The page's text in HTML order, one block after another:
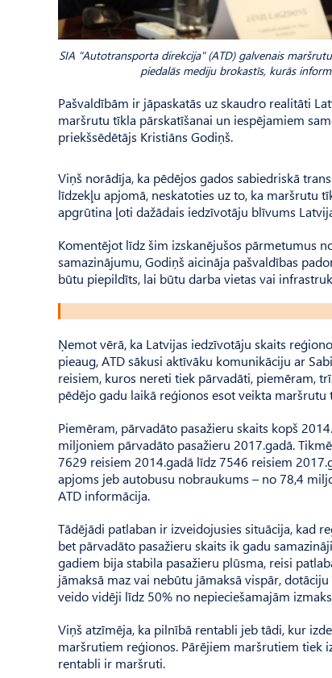
SIA "Autotransporta direkcija" (ATD) galvenais
piedalās mediju brokastīs, kurās
Pašvaldībām ir jāpaskatās uz skaudro realitāti
maršrutu tīkla pārskatīšanai un iespējamiem
priekšsēdētājs Kristiāns Godiņš.
Viņš norādīja, ka pēdējos gados sabiedriskā
līdzekļu apjomā, neskatoties uz to, ka maršrutu
apgrūtina ļoti dažādais iedzīvotāju blīvums
Komentējot līdz šim izskanējušos pārmetumus
samazinājumu, Godiņš aicināja pašvaldības
būtu piepildīts, lai būtu darba vietas vai
Ņemot vērā, ka Latvijas iedzīvotāju skaits
pieaug, ATD sākusi aktīvāku komunikāciju ar
reisiem, kuros nereti tiek pārvadāti, piemēram,
pēdējo gadu laikā reģionos esot veikta
Piemēram, pārvadāto pasažieru skaits kopš
miljoniem pārvadāto pasažieru 2017.gadā.
7629 reisiem 2014.gadā līdz 7546 reisiem
apjoms jeb autobusu nobraukums – no 78,4
ATD informācija.
Tādējādi patlaban ir izveidojusies situācija, kad
bet pārvadāto pasažieru skaits ik gadu
gadiem bija stabila pasažieru plūsma, reisi
jāmaksā maz vai nebūtu jāmaksā vispār,
veido vidēji līdz 50% no nepieciešamajām
Viņš atzīmēja, ka pilnībā rentabli jeb tādi, kur
maršrutiem reģionos. Pārējiem maršrutiem tiek
rentabli ir maršruti.